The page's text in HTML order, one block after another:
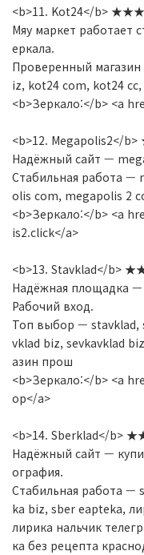
<b>11. Kot24</b>
Мяу маркет работает
еркала.
Проверенный
iz, kot24 com, kot24
<b>Зеркало:</b> <a
<b>12. Megapolis2</
Надёжный сайт —
Стабильная работа —
olis com, megapolis 2
<b>Зеркало:</b> <a
is2.click</a>
<b>13. Stavklad</b>
Надёжная площадка —
Рабочий вход.
Топ выбор — stavklad,
vklad biz, sevkavklad
азин прош
<b>Зеркало:</b> <a
op</a>
<b>14. Sberklad</b>
Надёжный сайт —
ография.
Стабильная работа —
ka biz, sber eapteka,
лирика нальчик
ка без рецепта